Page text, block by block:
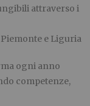
attraverso i
e Liguria
ogni anno
competenze,